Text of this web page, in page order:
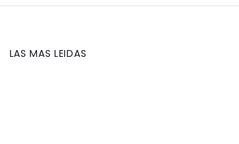
LAS MAS LEIDAS